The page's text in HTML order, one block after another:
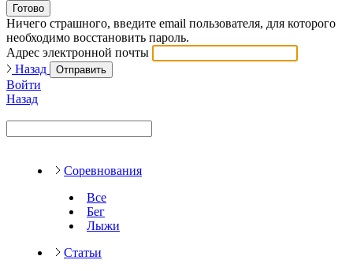
Готово
Ничего страшного, введите email пользователя, для которого
необходимо восстановить пароль.
Адрес электронной почты
Назад
Отправить
Войти
Назад
Соревнования
Все
Бег
Лыжи
Статьи